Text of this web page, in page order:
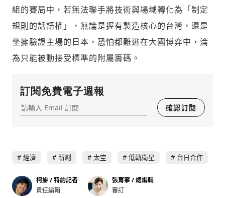
組的賽局中，若無法聯手將技術與場域轉化為「制定
規則的話語權」，無論是握有製造核心的台灣，還是
坐擁驗證主場的日本，恐怕都難逃在大國博弈中，淪
為只能被動接受標準的附屬籌碼。
訂閱免費電子週報
確認訂閱
經濟 新創 太空 低軌衛星 台日合作
柯旂 / 特約記者
責任編輯
張育寧 / 總編輯
審訂